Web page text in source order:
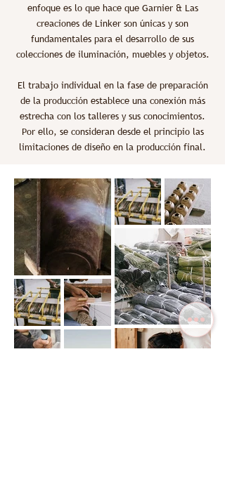
enfoque es lo que hace que Garnier & Las
creaciones de Linker son únicas y son
fundamentales para el desarrollo de sus
colecciones de iluminación, muebles y objetos.
El trabajo individual en la fase de preparación
de la producción establece una conexión más
estrecha con los talleres y sus conocimientos.
Por ello, se consideran desde el principio las
limitaciones de diseño en la producción final.